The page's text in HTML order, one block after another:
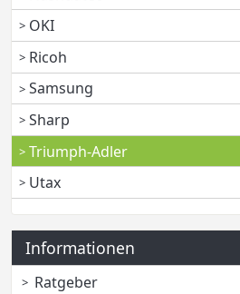
OKI
Ricoh
Samsung
Sharp
Triumph-Adler
Utax
Informationen
Ratgeber